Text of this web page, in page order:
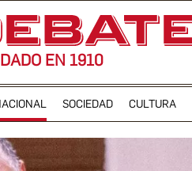
EN 1910
SOCIEDAD CULTURA